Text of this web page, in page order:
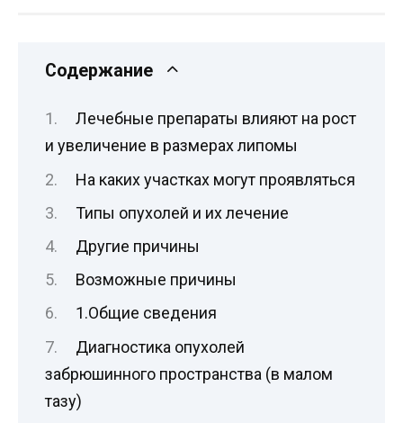
Содержание
Лечебные препараты влияют на рост
и увеличение в размерах липомы
На каких участках могут проявляться
Типы опухолей и их лечение
Другие причины
Возможные причины
1.Общие сведения
Диагностика опухолей
забрюшинного пространства (в малом
тазу)